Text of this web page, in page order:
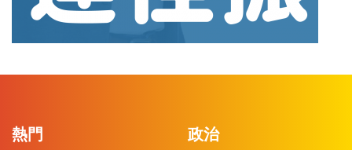
熱門 政治